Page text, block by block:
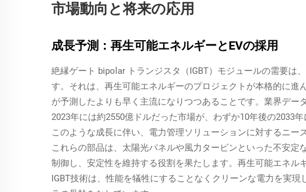
市場動向と将来の応用
成長予測：再生可能エネルギーとEVの採用
絶縁ゲート bipolar トランジスタ（IGBT）モジュールの需要は
す。それは、再生可能エネルギーのプロジェクトが本格的に進
が予測したよりも早く主流になりつつあることです。業界デー
2023年には約2550億ドルだった市場が、わずか10年後の2033
このような成長に伴い、電力管理ソリューションに対するニー
これらの部品は、太陽光パネルや風力タービンといった不安
制御し、安定性を維持する役割を果たします。再生可能エネル
IGBT技術は、性能を犠牲にすることなくクリーンな電力を実